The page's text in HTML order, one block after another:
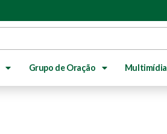
Grupo de Oração Multimídia